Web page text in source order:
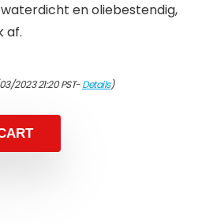
en oliebestendig,
af.
2023 21:20 PST-Details)